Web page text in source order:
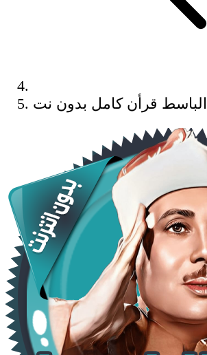
قرأن كامل بدون نت